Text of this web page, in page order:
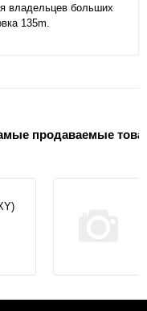
владельцев больших
135m.
продаваемые